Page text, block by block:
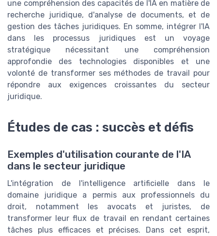
une compréhension des capacités de l'IA en matière de
recherche juridique, d'analyse de documents, et de
gestion des tâches juridiques. En somme, intégrer l'IA
dans les processus juridiques est un voyage
stratégique nécessitant une compréhension
approfondie des technologies disponibles et une
volonté de transformer ses méthodes de travail pour
répondre aux exigences croissantes du secteur
juridique.
Études de cas : succès et défis
Exemples d'utilisation courante de l'IA
dans le secteur juridique
L'intégration de l'intelligence artificielle dans le
domaine juridique a permis aux professionnels du
droit, notamment les avocats et juristes, de
transformer leur flux de travail en rendant certaines
tâches plus efficaces et précises. Dans cet esprit,